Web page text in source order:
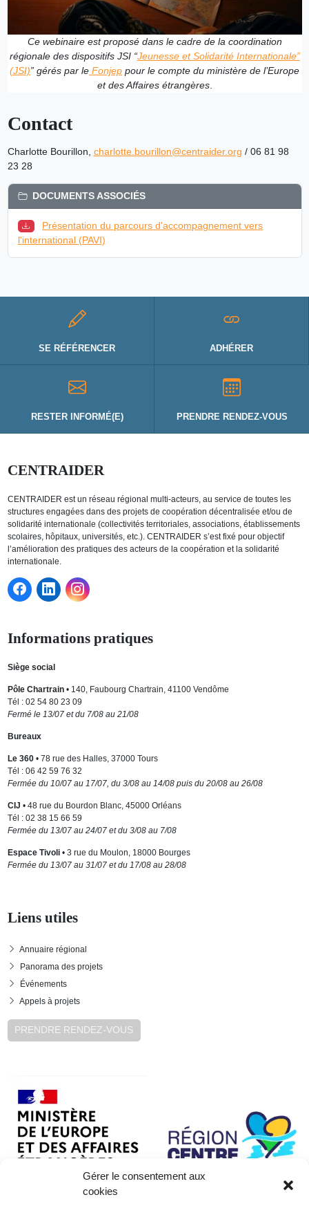
Gérer le consentement aux
cookies
Ce webinaire est proposé dans le cadre de la coordination
régionale des dispositifs JSI “Jeunesse et Solidarité Internationale”
(JSI)” gérés par le Fonjep pour le compte du ministère de l’Europe
et des Affaires étrangères.
Contact
Charlotte Bourillon, charlotte.bourillon@centraider.org / 06 81 98
23 28
DOCUMENTS ASSOCIÉS
Présentation du parcours d'accompagnement vers
l'international (PAVI)
SE RÉFÉRENCER ADHÉRER
RESTER INFORMÉ(E) PRENDRE RENDEZ-VOUS
CENTRAIDER
CENTRAIDER est un réseau régional multi-acteurs, au service de toutes les
structures engagées dans des projets de coopération décentralisée et/ou de
solidarité internationale (collectivités territoriales, associations, établissements
scolaires, hôpitaux, universités, etc.). CENTRAIDER s’est fixé pour objectif
l’amélioration des pratiques des acteurs de la coopération et la solidarité
internationale.
Informations pratiques
Siège social
Pôle Chartrain• 140, Faubourg Chartrain, 41100 Vendôme
Tél : 02 54 80 23 09
Fermé le 13/07 et du 7/08 au 21/08
Bureaux
Le 360• 78 rue des Halles, 37000 Tours
Tél : 06 42 59 76 32
Fermée du 10/07 au 17/07, du 3/08 au 14/08 puis du 20/08 au 26/08
CIJ • 48 rue du Bourdon Blanc, 45000 Orléans
Tél : 02 38 15 66 59
Fermée du 13/07 au 24/07 et du 3/08 au 7/08
Espace Tivoli• 3 rue du Moulon, 18000 Bourges
Fermée du 13/07 au 31/07 et du 17/08 au 28/08
Liens utiles
Annuaire régional
Panorama des projets
Événements
Appels à projets
PRENDRE RENDEZ-VOUS